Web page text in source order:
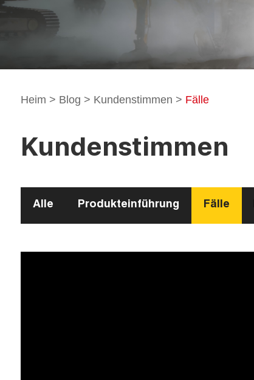
Heim > Blog > Kundenstimmen > Fälle
Kundenstimmen
Alle Produkteinführung Fälle